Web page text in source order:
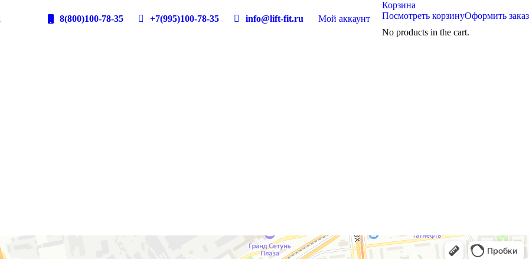
8(800)100-78-35 +7(995)100-78-35 info@lift-fit.ru Мой аккаунт
Корзина
Посмотреть корзинуОформить заказ
No products in the cart.